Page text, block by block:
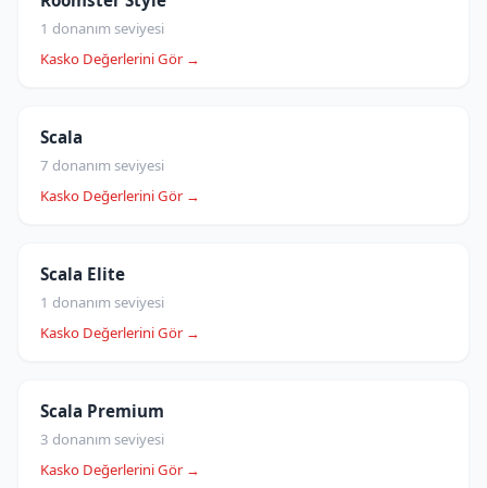
1 donanım seviyesi
Kasko Değerlerini Gör →
Scala
7 donanım seviyesi
Kasko Değerlerini Gör →
Scala Elite
1 donanım seviyesi
Kasko Değerlerini Gör →
Scala Premium
3 donanım seviyesi
Kasko Değerlerini Gör →